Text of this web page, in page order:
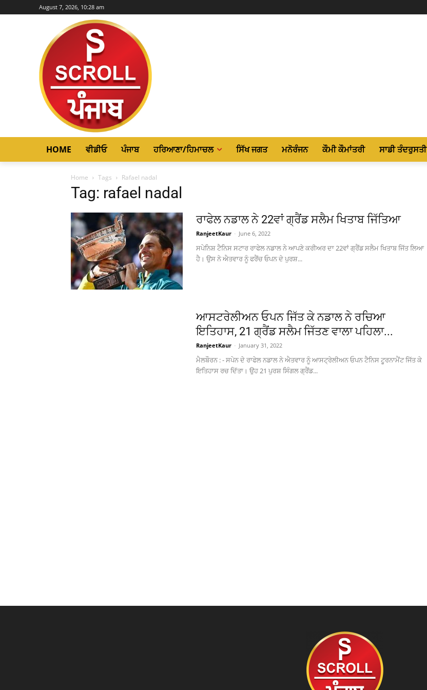
August 7, 2026, 10:28 am
HOME ਵੀਡੀਓ ਪੰਜਾਬ ਹਰਿਆਣਾ/ਹਿਮਾਚਲ ਸਿੱਖ ਜਗਤ ਮਨੋਰੰਜਨ ਕੌਮੀ ਕੌਮਾਂਤਰੀ ਸਾਡੀ ਤੰਦਰੁਸਤੀ
Home Tags Rafael nadal
Tag: rafael nadal
ਰਾਫੇਲ ਨਡਾਲ ਨੇ 22ਵਾਂ ਗ੍ਰੈਂਡ ਸਲੈਮ ਖਿਤਾਬ ਜਿੱਤਿਆ
RanjeetKaur - June 6, 2022
ਸਪੇਨਿਸ਼ ਟੈਨਿਸ ਸਟਾਰ ਰਾਫੇਲ ਨਡਾਲ ਨੇ ਆਪਣੇ ਕਰੀਅਰ ਦਾ 22ਵਾਂ ਗ੍ਰੈਂਡ ਸਲੈਮ ਖਿਤਾਬ ਜਿੱਤ ਲਿਆ
ਹੈ। ਉਸ ਨੇ ਐਤਵਾਰ ਨੂੰ ਫਰੈਂਚ ਓਪਨ ਦੇ ਪੁਰਸ਼...
ਆਸਟਰੇਲੀਅਨ ਓਪਨ ਜਿੱਤ ਕੇ ਨਡਾਲ ਨੇ ਰਚਿਆ
ਇਤਿਹਾਸ, 21 ਗ੍ਰੈਂਡ ਸਲੈਮ ਜਿੱਤਣ ਵਾਲਾ ਪਹਿਲਾ...
RanjeetKaur - January 31, 2022
ਮੈਲਬੌਰਨ : - ਸਪੇਨ ਦੇ ਰਾਫੇਲ ਨਡਾਲ ਨੇ ਐਤਵਾਰ ਨੂੰ ਆਸਟ੍ਰੇਲੀਅਨ ਓਪਨ ਟੈਨਿਸ ਟੂਰਨਾਮੈਂਟ ਜਿੱਤ ਕੇ
ਇਤਿਹਾਸ ਰਚ ਦਿੱਤਾ। ਉਹ 21 ਪੁਰਸ਼ ਸਿੰਗਲ ਗ੍ਰੈਂਡ...